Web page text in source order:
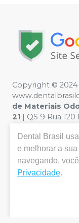
Copyright © 2024
de Materiais
21 | QS 9 Rua
Segurança -
condições da
caso de
do Carrinho de
compras de
Dental Brasil
e melhorar a
navegando,
Privacidade.